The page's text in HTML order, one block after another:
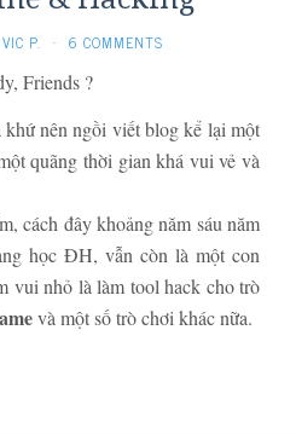
VIC P. · 6 COMMENTS
Friends ?
nên ngồi viết blog kể lại một
quãng thời gian khá vui vẻ và
cách đây khoảng năm sáu năm
học ĐH, vẫn còn là một con
vui nhỏ là làm tool hack cho trò
và một số trò chơi khác nữa.